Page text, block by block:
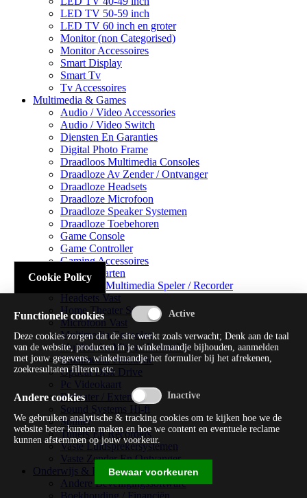
LED TV 50-59 inch
LED TV 60 inch en groter
Monitor (non Categorised)
Monitor Accessoires
Smart Display
Smart Tv
Tv Accessoires
Multimedia & Games
Audio / Video Accessories
Audio / Video Switch
Diensten En Garanties
Digital Photo Frame
Draadloos Multimedia Consoles
Draadloze Av Zender / Ontvanger
Draadloze Headsets
Draadloze Microfoon
Draadloze Speaker Systemen
Draadloze Toebehoren
Game Console
Game Controller
Gaming Accessoires
Geluidskaarten
Handheld Multimedia Speler / Recorder
Headsets Vast
Home Theater Systems
Microfoon Vast
Multimedia Consoles
Multimedia Mixer / Versterker
Multimedia Productie
Optical Disk Drive
Pc Videokaart
Repeater / Extender
Sound Systems Hi-fi
Splitter
Tuners En Recorders
Vaste Luidsprekersystemen
Vaste Zender En Ontvanger
Onderwijs & Recreatie
Andere Beveiligingssoftware
Cookie Policy
Functionele cookies
Deze cookies zorgen dat de site werkt zoals verwacht; Denk aan de taal
van de website, producten in je winkelmandje bijhouden, aanmelden
met jouw gegevens, winkelmandje het formulier bij het afrekenen,
zoekresultaten filteren etc.
Andere cookies
We gebruiken analytische & tracking cookies om te kijken hoe we de
website beter kunnen maken en hoe we content en eventuele reclame
kunnen afstemmen op jouw voorkeur.
Bewaar voorkeuren